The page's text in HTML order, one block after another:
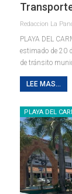
PLAYA DEL
estimado de 20
de tránsito
LEE MAS...
PLAYA DEL